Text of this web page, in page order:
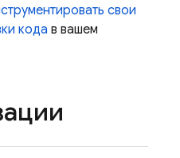
свои
кода в вашем